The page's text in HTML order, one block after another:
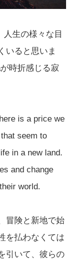
生の様々な目
いると思いま
時折感じる寂
is a price we
seem to
in a new land.
and change
world.
冒険と新地で始
を払わなくては
引いて、彼らの